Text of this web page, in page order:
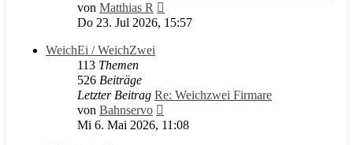
von Matthias R
Beitrag
Do 23. Jul 2026, 15:57
WeichEi / WeichZwei
113 Themen
526 Beiträge
Letzter Beitrag Re: Weichzwei Firmare
von Bahnservo
Beitrag
Mi 6. Mai 2026, 11:08